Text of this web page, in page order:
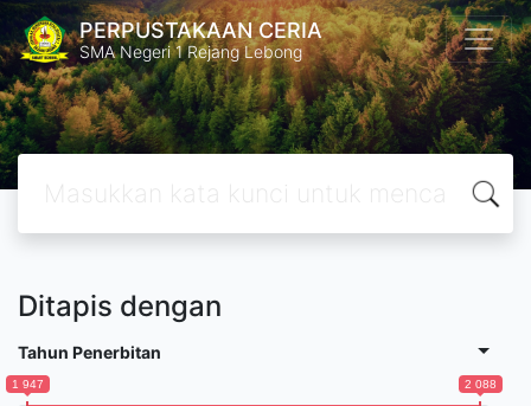
PERPUSTAKAAN CERIA
SMA Negeri 1 Rejang Lebong
Ditapis dengan
Tahun Penerbitan
1 947 2 088